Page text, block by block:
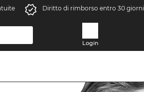
Diritto di rimborso entro 30 giorni
Login